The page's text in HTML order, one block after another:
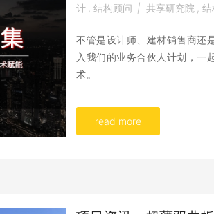
计 结构顾问 | 共享研究院
不管是设计师、建材销售商还
入我们的业务合伙人计划，一
术。
read more